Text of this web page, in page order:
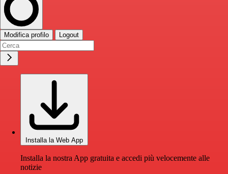
Modifica profilo Logout
Installa la Web App
Installa la nostra App gratuita e accedi più velocemente alle
notizie